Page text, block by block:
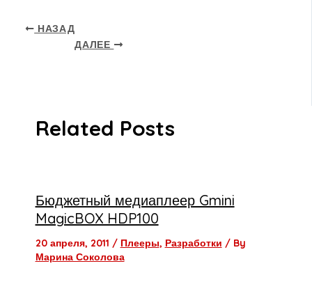
НАЗАД
ДАЛЕЕ
Related Posts
Бюджетный медиаплеер Gmini
MagicBOX HDP100
20 апреля, 2011 / Плееры, Разработки / By
Марина Соколова